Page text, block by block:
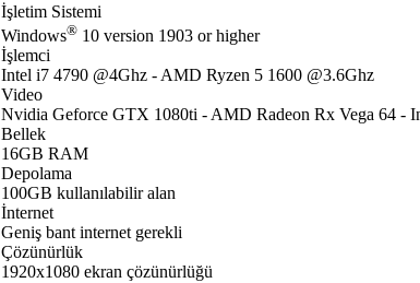
İşletim Sistemi
Windows® 10 version 1903 or higher
İşlemci
Intel i7 4790 @4Ghz - AMD Ryzen 5 1600 @3.6Ghz
Video
Nvidia Geforce GTX 1080ti - AMD Radeon Rx Vega 64 -
Bellek
16GB RAM
Depolama
100GB kullanılabilir alan
İnternet
Geniş bant internet gerekli
Çözünürlük
1920x1080 ekran çözünürlüğü